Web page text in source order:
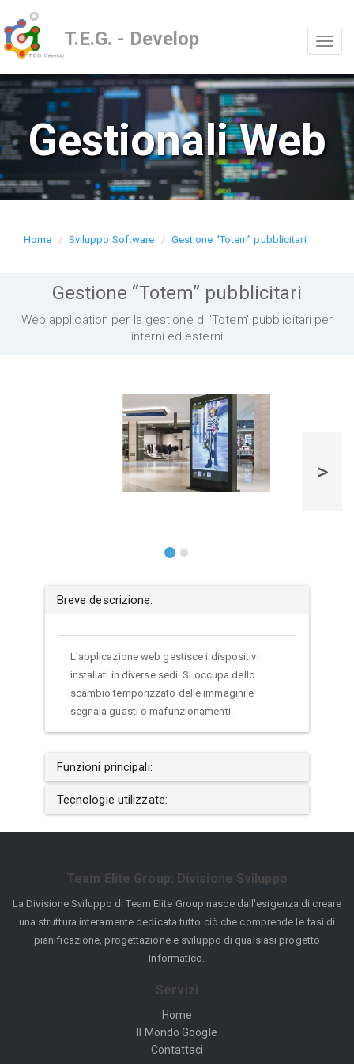
T.E.G. - Develop
Gestionali Web
Home Sviluppo Software Gestione “Totem” pubblicitari
Gestione “Totem” pubblicitari
Web application per la gestione di 'Totem' pubblicitari per
interni ed esterni
>
Breve descrizione:
L'applicazione web gestisce i dispositivi
installati in diverse sedi. Si occupa dello
scambio temporizzato delle immagini e
segnala guasti o mafunzionamenti.
Funzioni principali:
Tecnologie utilizzate:
Team Elite Group: Divisione Sviluppo
La Divisione Sviluppo di Team Elite Group nasce dall'esigenza di creare
una struttura interamente dedicata tutto ciò che comprende le fasi di
pianificazione, progettazione e sviluppo di qualsiasi progetto
informatico.
Servizi
Home
Il Mondo Google
Contattaci